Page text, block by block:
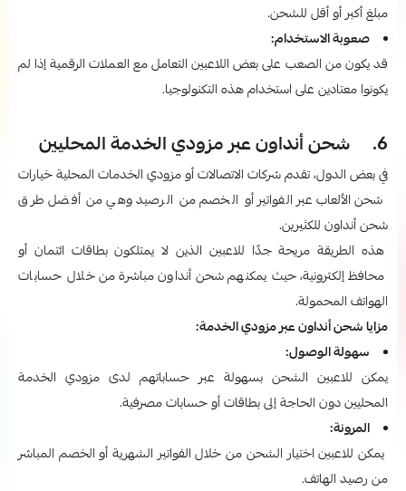
مبلغ أكبر أو أقل للشحن.
صعوبة الاستخدام:
قد يكون من الصعب على بعض اللاعبين التعامل مع العملات الرقمية إذا لم
يكونوا معتادين على استخدام هذه التكنولوجيا.
6. شحن أنداون عبر مزودي الخدمة المحليين
في بعض الدول، تقدم شركات الاتصالات أو مزودي الخدمات المحلية خيارات
شحن الألعاب عبر الفواتير أو الخصم من الرصيد وهي من أفضل طرق
شحن أنداون للكثيرين.
هذه الطريقة مريحة جدًا للاعبين الذين لا يمتلكون بطاقات ائتمان أو
محافظ إلكترونية، حيث يمكنهم شحن أنداون مباشرة من خلال حسابات
الهواتف المحمولة.
مزايا شحن أنداون عبر مزودي الخدمة:
سهولة الوصول:
يمكن للاعبين الشحن بسهولة عبر حساباتهم لدى مزودي الخدمة
المحليين دون الحاجة إلى بطاقات أو حسابات مصرفية.
المرونة:
يمكن للاعبين اختيار الشحن من خلال الفواتير الشهرية أو الخصم المباشر
من رصيد الهاتف.